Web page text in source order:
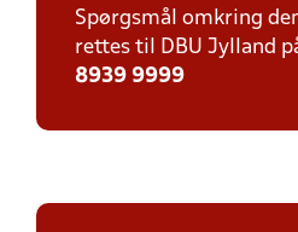
Spørgsmål omkring
rettes til DBU Jylland
8939 9999